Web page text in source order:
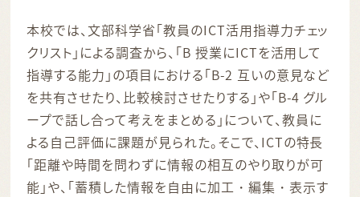
本校では、文部科学省「教員のICT活用指導力チェッ
クリスト」による調査から、「B 授業にICTを活用して
指導する能力」の項目における「B-2 互いの意見など
を共有させたり、比較検討させたりする」や「B-4 グル
ープで話し合って考えをまとめる」について、教員に
よる自己評価に課題が見られた。そこで、ICTの特長
「距離や時間を問わずに情報の相互のやり取りが可
能」や、「蓄積した情報を自由に加工・編集・表示す